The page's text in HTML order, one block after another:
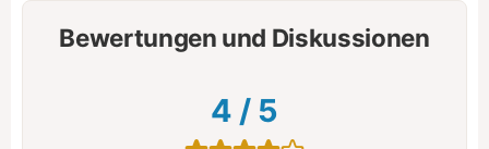
Bewertungen und Diskussionen
4 / 5